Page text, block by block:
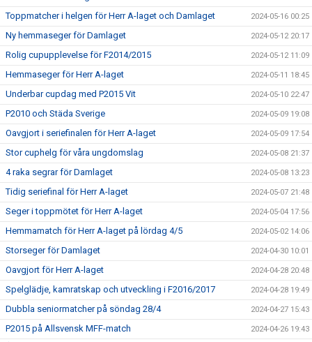
Toppmatcher i helgen för Herr A-laget och Damlaget 2024-05-16 00:25
Ny hemmaseger för Damlaget 2024-05-12 20:17
Rolig cupupplevelse för F2014/2015 2024-05-12 11:09
Hemmaseger för Herr A-laget 2024-05-11 18:45
Underbar cupdag med P2015 Vit 2024-05-10 22:47
P2010 och Städa Sverige 2024-05-09 19:08
Oavgjort i seriefinalen för Herr A-laget 2024-05-09 17:54
Stor cuphelg för våra ungdomslag 2024-05-08 21:37
4 raka segrar för Damlaget 2024-05-08 13:23
Tidig seriefinal för Herr A-laget 2024-05-07 21:48
Seger i toppmötet för Herr A-laget 2024-05-04 17:56
Hemmamatch för Herr A-laget på lördag 4/5 2024-05-02 14:06
Storseger för Damlaget 2024-04-30 10:01
Oavgjort för Herr A-laget 2024-04-28 20:48
Spelglädje, kamratskap och utveckling i F2016/2017 2024-04-28 19:49
Dubbla seniormatcher på söndag 28/4 2024-04-27 15:43
P2015 på Allsvensk MFF-match 2024-04-26 19:43